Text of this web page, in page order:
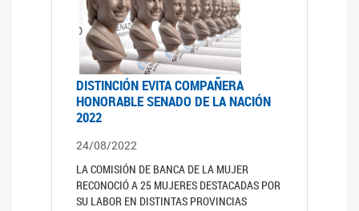
DISTINCIÓN EVITA COMPAÑERA
HONORABLE SENADO DE LA NACIÓN
2022
24/08/2022
LA COMISIÓN DE BANCA DE LA MUJER
RECONOCIÓ A 25 MUJERES DESTACADAS POR
SU LABOR EN DISTINTAS PROVINCIAS